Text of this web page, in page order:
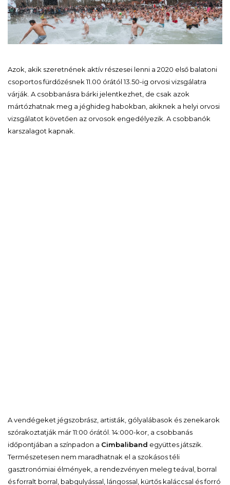
Azok, akik szeretnének aktív részesei lenni a 2020 első balatoni
csoportos fürdőzésnek 11.00 órától 13.50-ig orvosi vizsgálatra
várják. A csobbanásra bárki jelentkezhet, de csak azok
mártózhatnak meg a jéghideg habokban, akiknek a helyi orvosi
vizsgálatot követően az orvosok engedélyezik. A csobbanók
karszalagot kapnak.
A vendégeket jégszobrász, artisták, gólyalábasok és zenekarok
szórakoztatják már 11:00 órától. 14:000-kor, a csobbanás
időpontjában a színpadon a Cimbaliband együttes játszik.
Természetesen nem maradhatnak el a szokásos téli
gasztronómiai élmények, a rendezvényen meleg teával, borral
és forralt borral, babgulyással, lángossal, kürtős kaláccsal és forró